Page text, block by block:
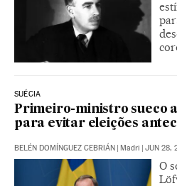
SUÉCIA
Primeiro-ministro sueco
para evitar eleições
BELÉN DOMÍNGUEZ CEBRIÁN Madri JUN 28,
O